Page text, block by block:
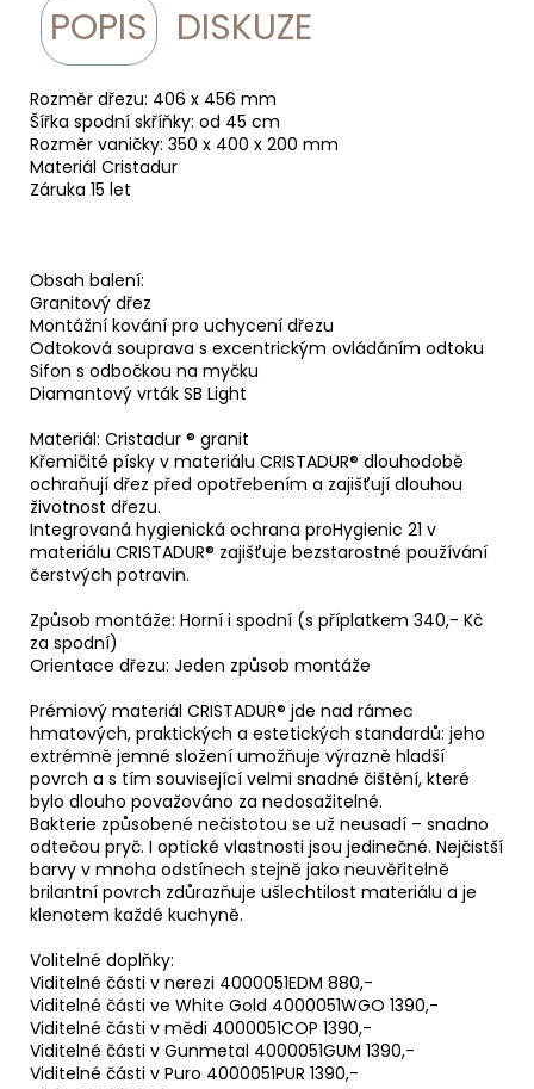
POPIS DISKUZE
Rozměr dřezu: 406 x 456 mm
Šířka spodní skříňky: od 45 cm
Rozměr vaničky: 350 x 400 x 200 mm
Materiál Cristadur
Záruka 15 let
Obsah balení:
Granitový dřez
Montážní kování pro uchycení dřezu
Odtoková souprava s excentrickým ovládáním odtoku
Sifon s odbočkou na myčku
Diamantový vrták SB Light
Materiál: Cristadur ® granit
Křemičité písky v materiálu CRISTADUR® dlouhodobě
ochraňují dřez před opotřebením a zajišťují dlouhou
životnost dřezu.
Integrovaná hygienická ochrana proHygienic 21 v
materiálu CRISTADUR® zajišťuje bezstarostné používání
čerstvých potravin.
Způsob montáže: Horní i spodní (s příplatkem 340,- Kč
za spodní)
Orientace dřezu: Jeden způsob montáže
Prémiový materiál CRISTADUR® jde nad rámec
hmatových, praktických a estetických standardů: jeho
extrémně jemné složení umožňuje výrazně hladší
povrch a s tím související velmi snadné čištění, které
bylo dlouho považováno za nedosažitelné.
Bakterie způsobené nečistotou se už neusadí – snadno
odtečou pryč. I optické vlastnosti jsou jedinečné. Nejčistší
barvy v mnoha odstínech stejně jako neuvěřitelně
brilantní povrch zdůrazňuje ušlechtilost materiálu a je
klenotem každé kuchyně.
Volitelné doplňky:
Viditelné části v nerezi 4000051EDM 880,-
Viditelné části ve White Gold 4000051WGO 1390,-
Viditelné části v mědi 4000051COP 1390,-
Viditelné části v Gunmetal 4000051GUM 1390,-
Viditelné části v Puro 4000051PUR 1390,-